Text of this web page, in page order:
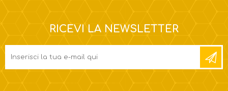
RICEVI LA NEWSLETTER